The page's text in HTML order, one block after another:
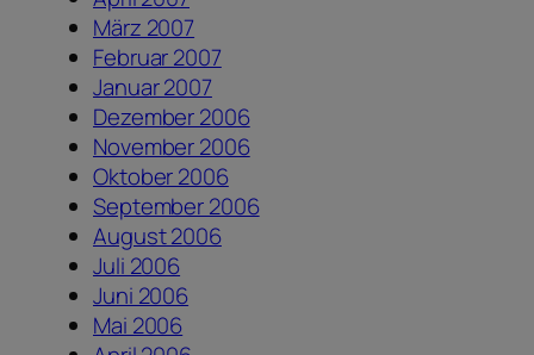
März 2007
Februar 2007
Januar 2007
Dezember 2006
November 2006
Oktober 2006
September 2006
August 2006
Juli 2006
Juni 2006
Mai 2006